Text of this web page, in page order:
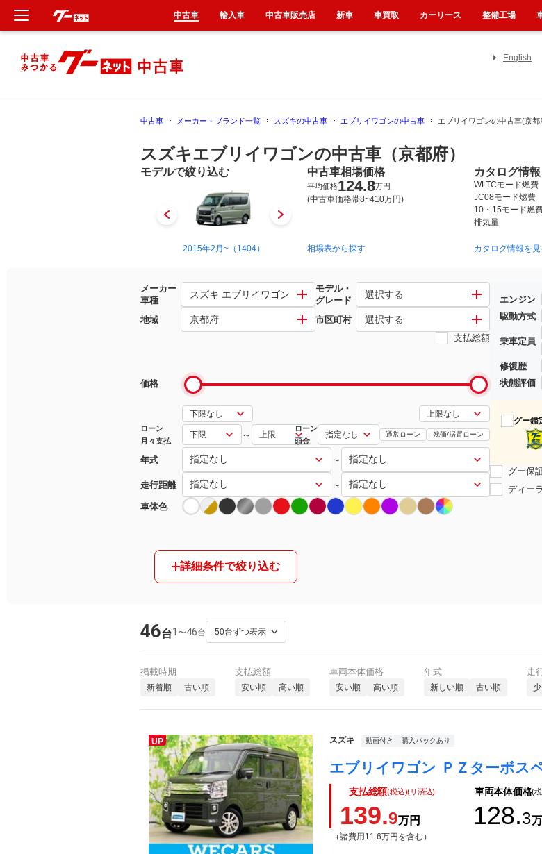
English
中古車 メーカー・ブランド一覧 スズキの中古車 エブリイワゴンの中古車 エブリイワゴンの中古車(京都
スズキエブリイワゴンの中古車（京都府）
モデルで絞り込む
2015年2月~（1404） 2005年8月~2015年2月（672） 1999年6月~2005年
中古車相場価格
平均価格124.8万円
(中古車価格帯8~410万円)
相場表から探す
カタログ情報
WLTCモード燃費
JC08モード燃費
10・15モード燃
排気量
カタログ情報を見
メーカー
車種
スズキ エブリイワゴン
モデル・
グレード
選択する
地域 京都府 市区町村 選択する
支払総額
価格
ローン
月々支払
～
ローン
頭金
通常ローン 残価/据置ローン
年式 ～
走行距離 ～
車体色
エンジン
駆動方式
乗車定員
修復歴
状態評価
グー鑑
グー保
ディー
詳細条件で絞り込む
46台1 〜46台
掲載時期
新着順 古い順
支払総額
安い順 高い順
車両本体価格
安い順 高い順
年式
新しい順 古い順
走
UP スズキ 動画付き 購入パックあり
支払総額(税込)(リ済込)
139.9万円
（諸費用11.6万円を含む）
車両本体価格(
128.3
中古車 輸入車 中古車販売店 新車 車買取 カーリース 整備工場
新車